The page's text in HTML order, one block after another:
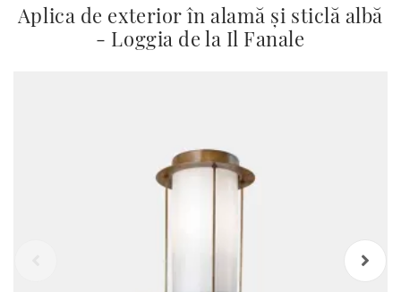
Aplica de exterior în alamă și sticlă albă
- Loggia de la Il Fanale